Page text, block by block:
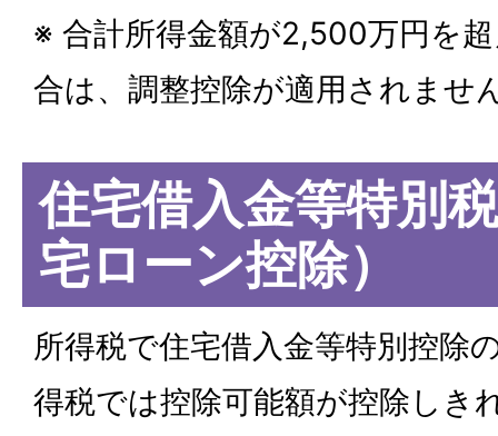
※ 合計所得金額が2,500万円を
合は、調整控除が適用されませ
住宅借入金等特別
宅ローン控除）
所得税で住宅借入金等特別控除
得税では控除可能額が控除しき